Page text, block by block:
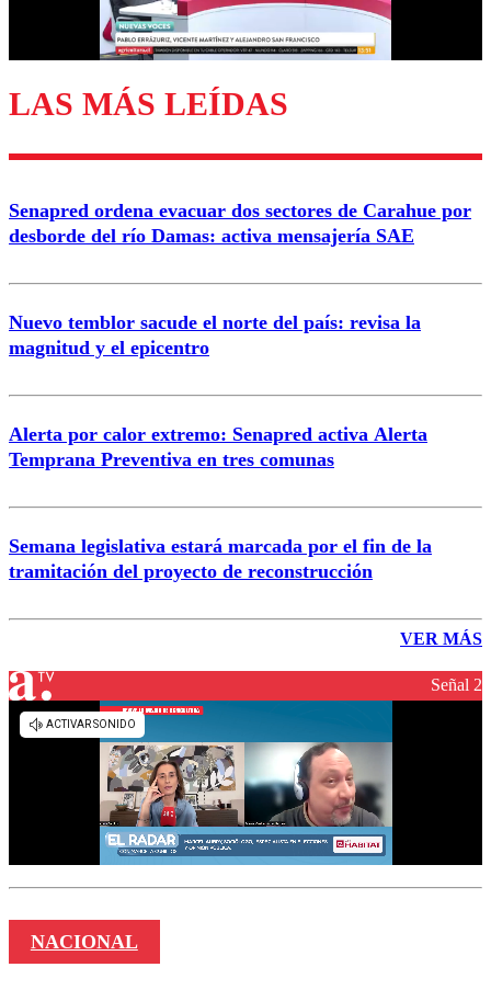
Enviar comentario
LAS MÁS LEÍDAS
Senapred ordena evacuar dos sectores de Carahue por
desborde del río Damas: activa mensajería SAE
Nuevo temblor sacude el norte del país: revisa la
magnitud y el epicentro
Alerta por calor extremo: Senapred activa Alerta
Temprana Preventiva en tres comunas
Semana legislativa estará marcada por el fin de la
tramitación del proyecto de reconstrucción
VER MÁS
Señal 2
NACIONAL